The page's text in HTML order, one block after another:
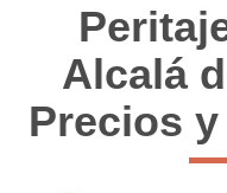
Alcalá
Precios